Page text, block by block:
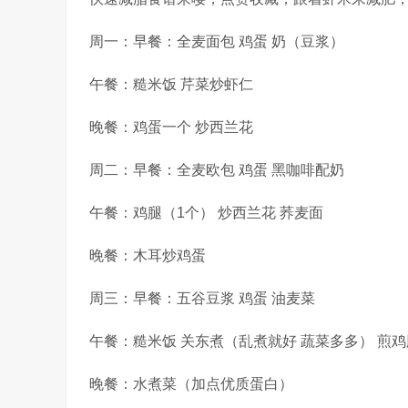
周一：早餐：全麦面包 鸡蛋 奶（豆浆）
午餐：糙米饭 芹菜炒虾仁
晚餐：鸡蛋一个 炒西兰花
周二：早餐：全麦欧包 鸡蛋 黑咖啡配奶
午餐：鸡腿（1个） 炒西兰花 荞麦面
晚餐：木耳炒鸡蛋
周三：早餐：五谷豆浆 鸡蛋 油麦菜
午餐：糙米饭 关东煮（乱煮就好 蔬菜多多） 煎
晚餐：水煮菜（加点优质蛋白）